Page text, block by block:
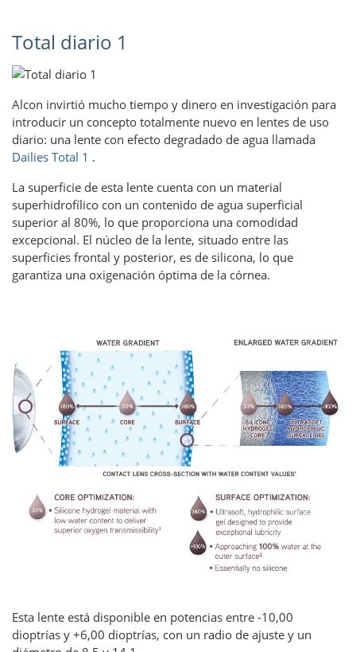
Total diario 1
Alcon invirtió mucho tiempo y dinero en investigación para
introducir un concepto totalmente nuevo en lentes de uso
diario: una lente con efecto degradado de agua llamada
Dailies Total 1 .
La superficie de esta lente cuenta con un material
superhidrofílico con un contenido de agua superficial
superior al 80%, lo que proporciona una comodidad
excepcional. El núcleo de la lente, situado entre las
superficies frontal y posterior, es de silicona, lo que
garantiza una oxigenación óptima de la córnea.
Esta lente está disponible en potencias entre -10,00
dioptrías y +6,00 dioptrías, con un radio de ajuste y un